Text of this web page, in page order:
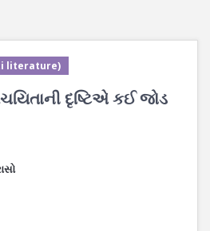
literature)
દૃષ્ટિએ કઈ જોડ